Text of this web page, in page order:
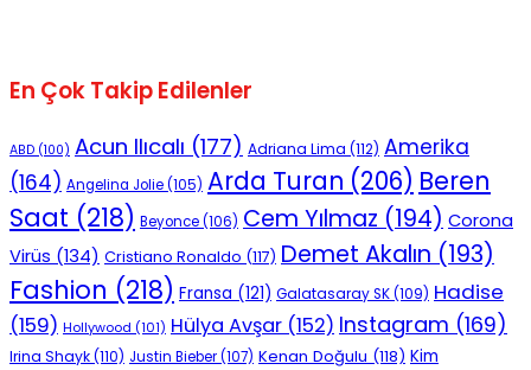
En Çok Takip Edilenler
ABD (100) Acun Ilıcalı (177) Adriana Lima (112) Amerika
(164) Angelina Jolie(105) Arda Turan (206) Beren
Saat (218) Beyonce(106) Cem Yılmaz (194) Corona
Virüs (134) Cristiano Ronaldo (117) Demet Akalın (193)
Fashion (218) Fransa (121) Galatasaray SK(109) Hadise
(159) Hollywood (101) Hülya Avşar (152) Instagram (169)
Irina Shayk(110) Justin Bieber(107) Kenan Doğulu (118) Kim